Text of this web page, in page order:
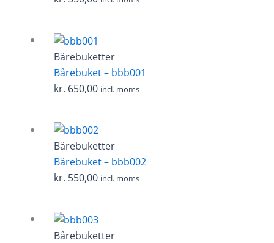
Bårebuketter
Bårebuket – bbb001
kr. 650,00 incl. moms
Bårebuketter
Bårebuket – bbb002
kr. 550,00 incl. moms
Bårebuketter